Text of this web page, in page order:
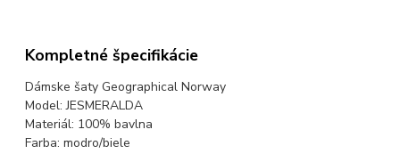
Kompletné špecifikácie
Dámske šaty Geographical Norway
Model: JESMERALDA
Materiál: 100% bavlna
Farba: modro/biele